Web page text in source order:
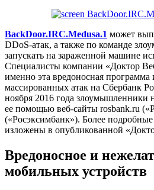
BackDoor.IRC.Medusa.1 может
DDoS-атак, а также по команде
запускать на зараженной машине
Специалисты компании «Доктор
именно эта вредоносная программа
массированных атак на Сбербанк
ноября 2016 года злоумышленники
ее помощью веб-сайты rosbank.ru
(«Росэксимбанк»). Более
изложены в опубликованной
Вредоносное и
мобильных устройств